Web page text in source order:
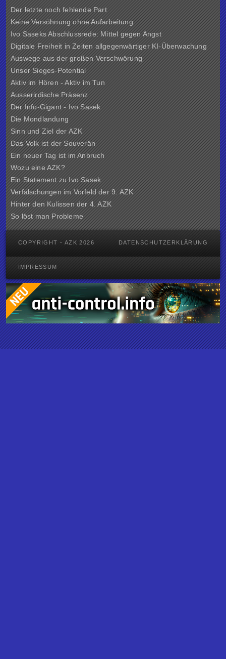
Der letzte noch fehlende Part
Keine Versöhnung ohne Aufarbeitung
Ivo Saseks Abschlussrede: Mittel gegen Angst
Digitale Freiheit in Zeiten allgegenwärtiger KI-Überwachung
Auswege aus der großen Verschwörung
Unser Sieges-Potential
Aktiv im Hören - Aktiv im Tun
Ausserirdische Präsenz
Der Info-Gigant - Ivo Sasek
Die Mondlandung
Sinn und Ziel derAZK
Das Volk ist der Souverän
Ein neuer Tag ist im Anbruch
Wozu eine AZK?
Ein Statement zu Ivo Sasek
Verfälschungen im Vorfeld der 9. AZK
Hinter den Kulissen der4. AZK
So löst man Probleme
COPYRIGHT - AZK 2026 DATENSCHUTZERKLÄRUNG
IMPRESSUM